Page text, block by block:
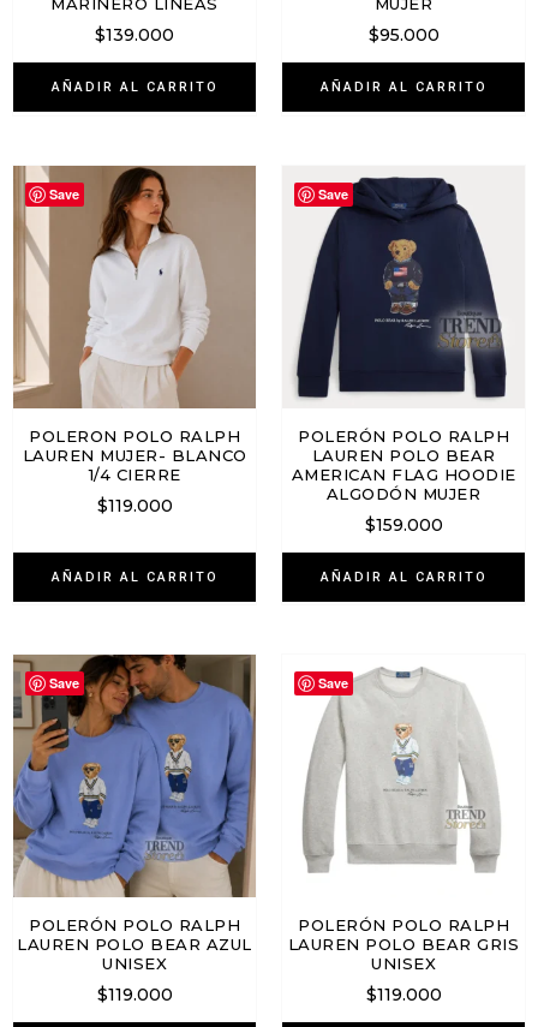
$139.000
AÑADIR AL CARRITO
$95.000
AÑADIR AL CARRITO
Save
POLERON POLO RALPH
LAUREN MUJER- BLANCO
1/4 CIERRE
$119.000
AÑADIR AL CARRITO
Save
POLERÓN POLO RALPH
LAUREN POLO BEAR
AMERICAN FLAG HOODIE
ALGODÓN MUJER
$159.000
AÑADIR AL CARRITO
Save
POLERÓN POLO RALPH
LAUREN POLO BEAR AZUL
UNISEX
$119.000
Save
POLERÓN POLO RALPH
LAUREN POLO BEAR GRIS
UNISEX
$119.000